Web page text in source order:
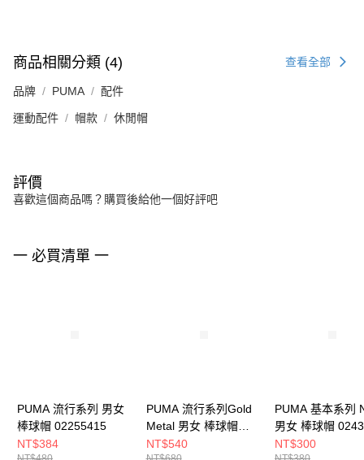
商品相關分類 (4) 查看全部
品牌 PUMA 配件
運動配件 帽款 休閒帽
評價
喜歡這個商品嗎？購買後給他一個好評吧
一 必買清單 一
PUMA 流行系列 男女
棒球帽 02255415
NT$384
PUMA 流行系列Gold
Metal 男女 棒球帽
02536301
NT$540
PUMA 基本系列
男女 棒球帽
NT$300